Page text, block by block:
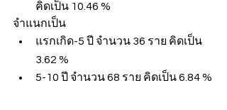
คิดเป็น 10.46 %
จำแนกเป็น
แรกเกิด-5 ปี จำนวน 36 ราย คิดเป็น
3.62 %
5-10 ปี จำนวน 68 ราย คิดเป็น 6.84 %